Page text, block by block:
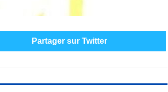
Partager sur Twitter